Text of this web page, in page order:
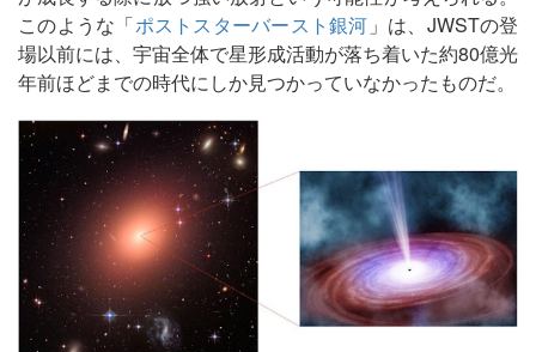
このような「ポストスターバースト銀河 」は、JWSTの登
場以前には、宇宙全体で星形成活動が落ち着いた約80億光
年前ほどまでの時代にしか見つかっていなかったものだ。